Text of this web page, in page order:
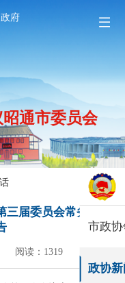
府
通市委员会
市政
政协新
届委员会常务委
阅读：1319